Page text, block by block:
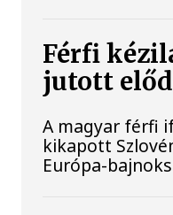
Férfi
jutott
A magyar férfi
kikapott
Európa-